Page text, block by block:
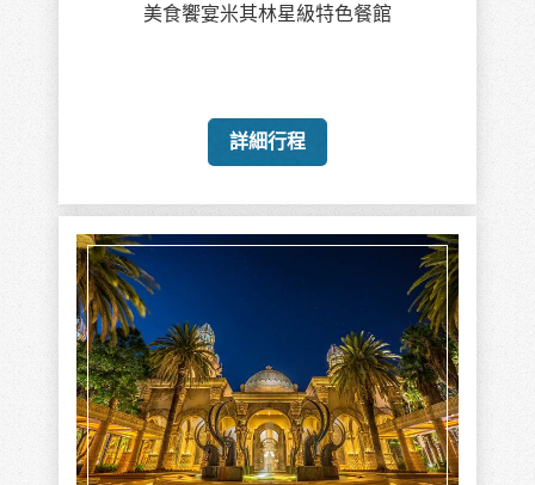
美食饗宴米其林星級特色餐館
詳細行程